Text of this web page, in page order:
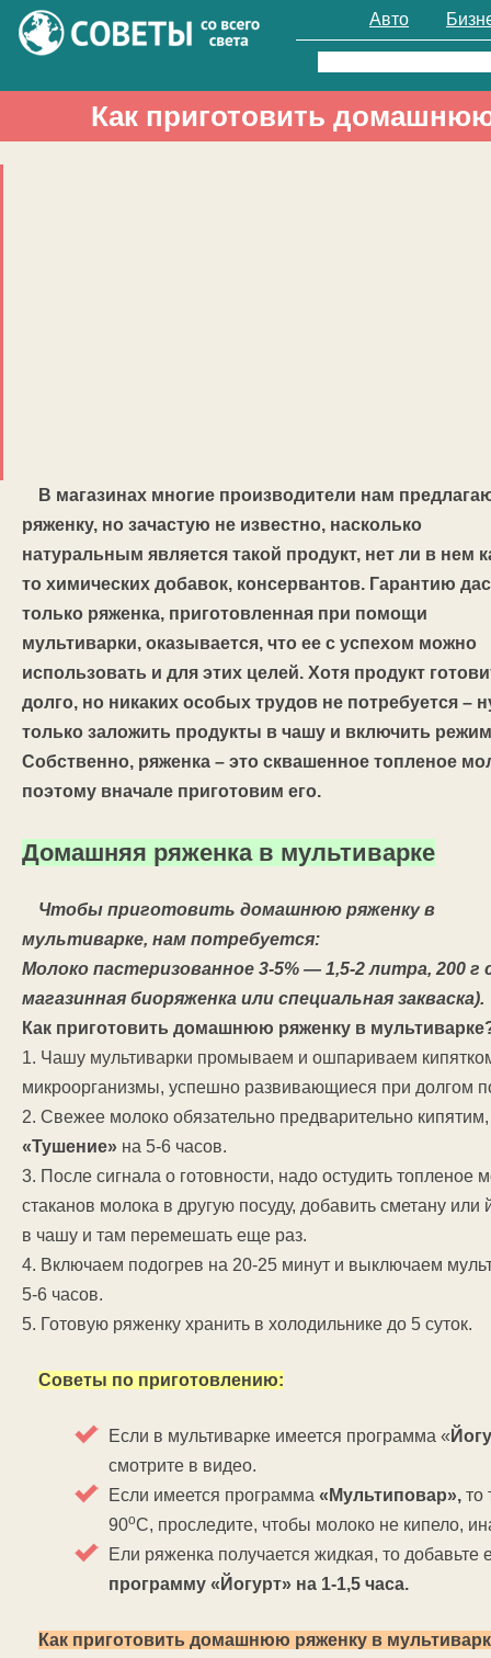
Авто
Найти:
Как приготовить
В магазинах многие производители нам
ряженку, но зачастую не известно, насколько
натуральным является такой продукт, нет ли в нем
то химических добавок, консервантов. Гарантию
только ряженка, приготовленная при помощи
мультиварки, оказывается, что ее с успехом можно
использовать и для этих целей. Хотя продукт
долго, но никаких особых трудов не потребуется –
только заложить продукты в чашу и включить
Собственно, ряженка – это сквашенное топленое
поэтому вначале приготовим его.
Домашняя ряженка в мультиварке
Чтобы приготовить домашнюю ряженку в
мультиварке, нам потребуется:
Молоко пастеризованное 3-5% — 1,5-2 литра, 200
магазинная биоряженка или специальная закваска).
Как приготовить домашнюю ряженку в
1. Чашу мультиварки промываем и ошпариваем
микроорганизмы, успешно развивающиеся при долгом
2. Свежее молоко обязательно предварительно
«Тушение» на 5-6 часов.
3. После сигнала о готовности, надо остудить топленое
стаканов молока в другую посуду, добавить сметану
в чашу и там перемешать еще раз.
4. Включаем подогрев на 20-25 минут и выключаем
5-6 часов.
5. Готовую ряженку хранить в холодильнике до 5 суток.
Советы по приготовлению:
Если в мультиварке имеется программа «
смотрите в видео.
Если имеется программа «Мультиповар», то
90оС, проследите, чтобы молоко не кипело,
Ели ряженка получается жидкая, то
программу «Йогурт» на 1-1,5 часа.
Как приготовить домашнюю ряженку в